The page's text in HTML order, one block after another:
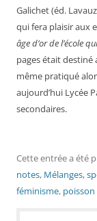
Galichet (éd.
qui fera plaisir aux
âge d’or de l’école
pages était destiné
même pratiqué
aujourd’hui Lycée
secondaires.
Cette entrée a été
notes, Mélanges,
féminisme,